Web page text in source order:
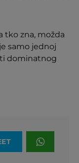
tko zna, možda
samo jednoj
dominatnog